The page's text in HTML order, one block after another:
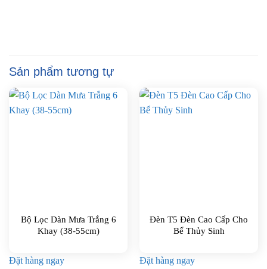
Sản phẩm tương tự
Bộ Lọc Dàn Mưa Trắng 6
Khay (38-55cm)
Đặt hàng ngay
Đèn T5 Đèn Cao Cấp Cho
Bể Thủy Sinh
Đặt hàng ngay